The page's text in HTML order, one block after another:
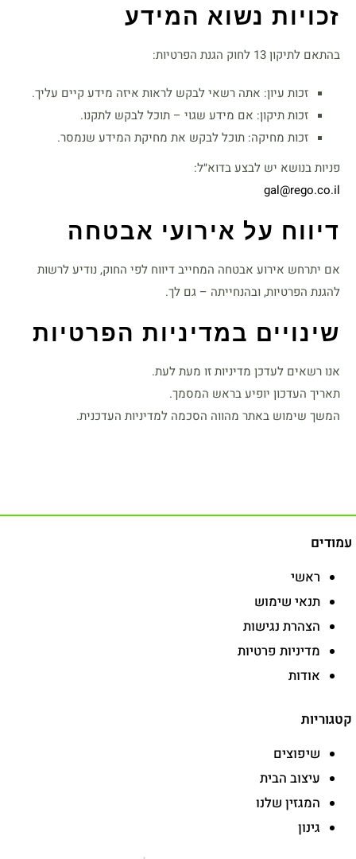
זכויות נשוא המידע
בהתאם לתיקון 13 לחוק הגנת הפרטיות:
זכות עיון: אתה רשאי לבקש לראות איזה מידע קיים עליך.
זכות תיקון: אם מידע שגוי – תוכל לבקש לתקנו.
זכות מחיקה: תוכל לבקש את מחיקת המידע שנמסר.
פניות בנושא יש לבצע בדוא״ל:
gal@rego.co.il
דיווח על אירועי אבטחה
אם יתרחש אירוע אבטחה המחייב דיווח לפי החוק, נודיע לרשות
להגנת הפרטיות, ובהנחייתה – גם לך.
שינויים במדיניות הפרטיות
אנו רשאים לעדכן מדיניות זו מעת לעת.
תאריך העדכון יופיע בראש המסמך.
המשך שימוש באתר מהווה הסכמה למדיניות העדכנית.
עמודים
ראשי
תנאי שימוש
הצהרת נגישות
מדיניות פרטיות
אודות
קטגוריות
שיפוצים
עיצוב הבית
המגזין שלנו
גינון